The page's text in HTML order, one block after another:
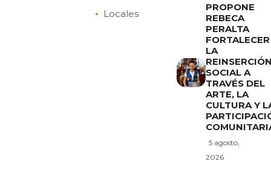
Locales
PROPONE
REBECA
PERALTA
FORTALECER
LA
SOCIAL A
TRAVÉS DEL
ARTE, LA
CULTURA Y
5 agosto,
2026